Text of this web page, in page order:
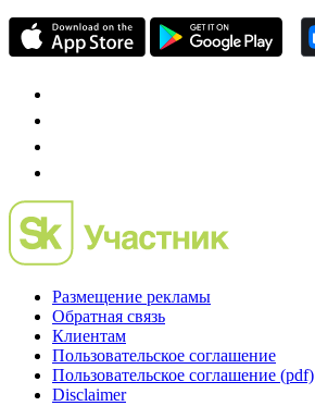
Размещение рекламы
Обратная связь
Клиентам
Пользовательское соглашение
Пользовательское соглашение (pdf)
Disclaimer